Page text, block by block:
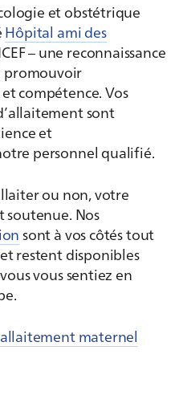
et obstétrique
Hôpital ami des
– une reconnaissance
promouvoir
compétence. Vos
sont
et
personnel qualifié.
ou non, votre
soutenue. Nos
sont à vos côtés tout
restent disponibles
vous sentiez en
maternel